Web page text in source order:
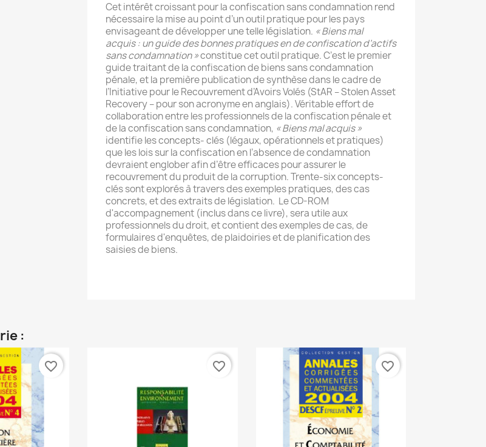
Cet intérêt croissant pour la confiscation sans condamnation rend
nécessaire la mise au point d’un outil pratique pour les pays
envisageant de développer une telle législation. « Biens mal
acquis : un guide des bonnes pratiques en de confiscation d’actifs
sans condamnation »constitue cet outil pratique. C’est le premier
guide traitant de la confiscation de biens sans condamnation
pénale, et la première publication de synthèse dans le cadre de
l’Initiative pour le Recouvrement d’Avoirs Volés (StAR – Stolen Asset
Recovery – pour son acronyme en anglais). Véritable effort de
collaboration entre les professionnels de la confiscation pénale et
de la confiscation sans condamnation, « Biens mal acquis »
identifie les concepts- clés (légaux, opérationnels et pratiques)
que les lois sur la confiscation en l’absence de condamnation
devraient englober afin d’être efficaces pour assurer le
recouvrement du produit de la corruption. Trente-six concepts-
clés sont explorés à travers des exemples pratiques, des cas
concrets, et des extraits de législation. Le CD-ROM
d'accompagnement (inclus dans ce livre), sera utile aux
professionnels du droit, et contient des exemples de cas, de
formulaires d'enquêtes, de plaidoiries et de planification des
saisies de biens.
:
favorite_border favorite_border favorite_border